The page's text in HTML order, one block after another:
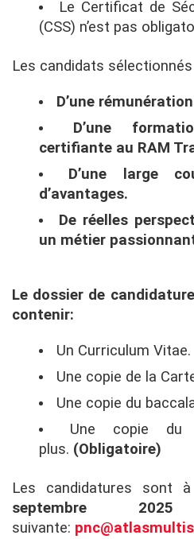
Le Certificat de
(CSS) n’est pas
Les candidats
D’une
D’une
certifiante au RAM
D’une large
d’avantages.
De réelles
un métier
Le dossier de
contenir:
Un Curriculum Vitae.
Une copie de la
Une copie du
Une copie du
plus. (Obligatoire)
Les candidatures sont
septembre 2025
suivante: